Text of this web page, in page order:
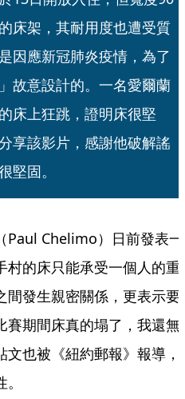
床架，其耐用度也遭受質
因應新冠肺炎疫情，為了
故意設計的。一名愛爾蘭
床上狂跳，證明床很堅
享該影片，感謝他破解謠
堅固。
Paul Chelimo）日前發表一
村的床只能承受一個人的重
間發生親密關係，更表示要
賽期間床真的塌了，我還無
文也被《紐約郵報》報導，